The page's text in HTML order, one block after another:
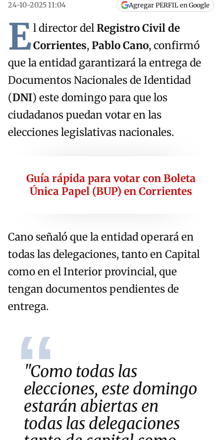
24-10-2025 11:04 Agregar PERFIL en Google
El director delRegistro Civil de
Corrientes,Pablo Cano, confirmó
que la entidad garantizará la entrega de
Documentos Nacionales de Identidad
(DNI) este domingo para que los
ciudadanos puedan votar en las
elecciones legislativas nacionales.
Guía rápida para votar con Boleta
Única Papel (BUP) en Corrientes
Cano señaló que la entidad operará en
todas las delegaciones, tanto en Capital
como en el Interior provincial, que
tengan documentos pendientes de
entrega.
"Como todas las
elecciones, este domingo
estarán abiertas en
todas las delegaciones